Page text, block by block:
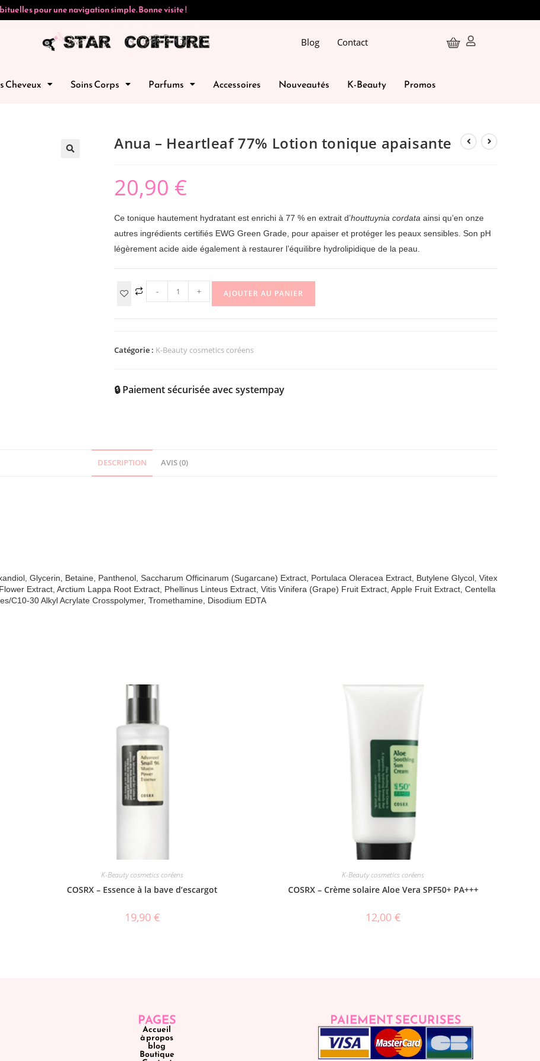
pour une navigation simple. Bonne visite !
Blog Contact
Cheveux Soins Corps Parfums Accessoires Nouveautés K-Beauty Promos
Anua – Heartleaf 77% Lotion tonique apaisante
20,90 €
Ce tonique hautement hydratant est enrichi à 77 % en extrait d’houttuynia cordata ainsi qu’en onze
autres ingrédients certifiés EWG Green Grade, pour apaiser et protéger les peaux sensibles. Son pH
légèrement acide aide également à restaurer l’équilibre hydrolipidique de la peau.
- + AJOUTER AU PANIER
Catégorie : K-Beauty cosmetics coréens
🔒 Paiement sécurisée avec systempay
DESCRIPTION AVIS (0)
Glycerin, Betaine, Panthenol, Saccharum Officinarum (Sugarcane) Extract, Portulaca Oleracea Extract, Butylene Glycol, Vitex
Extract, Arctium Lappa Root Extract, Phellinus Linteus Extract, Vitis Vinifera (Grape) Fruit Extract, Apple Fruit Extract, Centella
C10-30 Alkyl Acrylate Crosspolymer, Tromethamine, Disodium EDTA
K-Beauty cosmetics coréens
COSRX – Essence à la bave d’escargot
19,90 €
K-Beauty cosmetics coréens
COSRX – Crème solaire Aloe Vera SPF50+ PA+++
12,00 €
PAGES
Accueil
à propos
blog
Boutique
PAIEMENT SECURISES